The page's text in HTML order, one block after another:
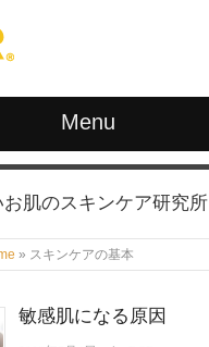
Menu
お肌のスキンケア研究所
» スキンケアの基本
敏感肌になる原因